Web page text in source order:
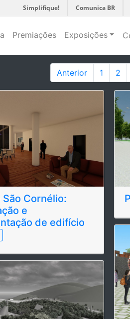
Simplifique! Comunica BR
Premiações Exposições
Anterior 1 2
São Cornélio:
e
de edifício